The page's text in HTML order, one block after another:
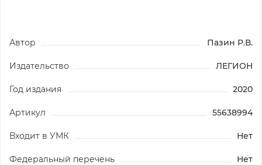
Автор Пазин Р.В.
Издательство ЛЕГИОН
Год издания 2020
Артикул 55638994
Входит в УМК Нет
Федеральный перечень Нет